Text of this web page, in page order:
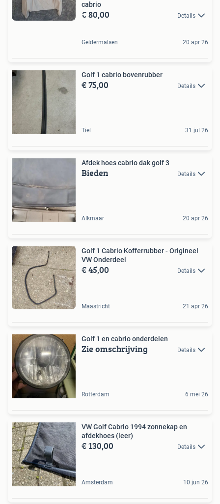
cabrio
€ 80,00 Details
Geldermalsen 20 apr 26
Golf 1 cabrio bovenrubber
€ 75,00 Details
Tiel 31 jul 26
Afdek hoes cabrio dak golf 3
Bieden Details
Alkmaar 20 apr 26
Golf 1 Cabrio Kofferrubber - Origineel
VW Onderdeel
€ 45,00 Details
Maastricht 21 apr 26
Golf 1 en cabrio onderdelen
Zie omschrijving Details
Rotterdam 6 mei 26
VW Golf Cabrio 1994 zonnekap en
afdekhoes (leer)
€ 130,00 Details
Amsterdam 10 jun 26